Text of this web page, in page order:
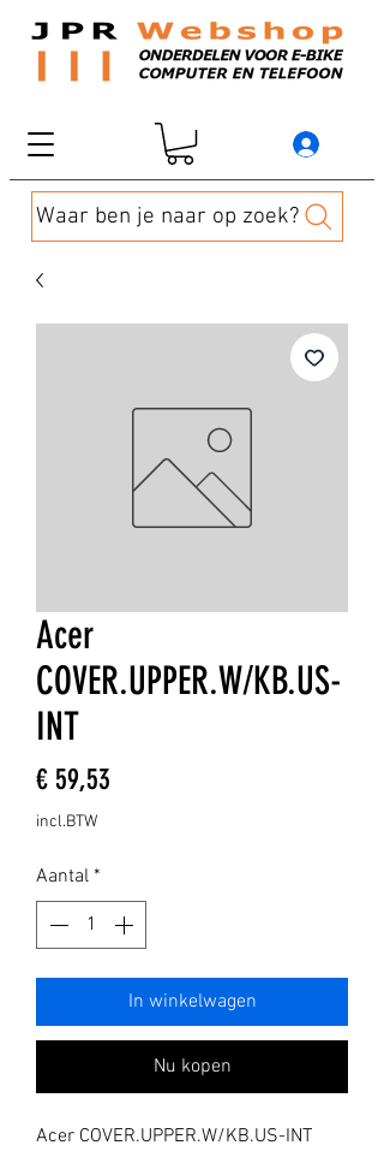
Waar ben je naar op zoek?
Acer
COVER.UPPER.W/KB.US-
INT
€ 59,53
incl.BTW
Aantal *
In winkelwagen
Nu kopen
Acer COVER.UPPER.W/KB.US-INT